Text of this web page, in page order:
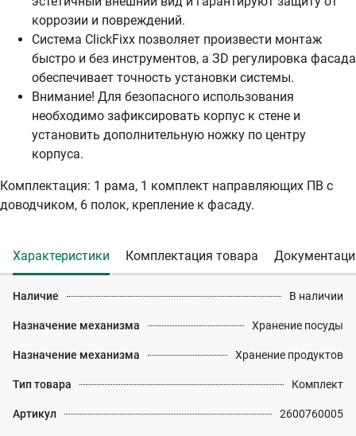
коррозии и повреждений.
Система ClickFixx позволяет произвести монтаж
быстро и без инструментов, а ЗD регулировка фасада
обеспечивает точность установки системы.
Внимание! Для безопасного использования
необходимо зафиксировать корпус к стене и
установить дополнительную ножку по центру
корпуса.
Комплектация: 1 рама, 1 комплект направляющих ПВ с
доводчиком, 6 полок, крепление к фасаду.
Характеристики Комплектация товара
Наличие В наличии
Назначение механизма Хранение посуды
Назначение механизма Хранение продуктов
Тип товара Комплект
Артикул 2600760005